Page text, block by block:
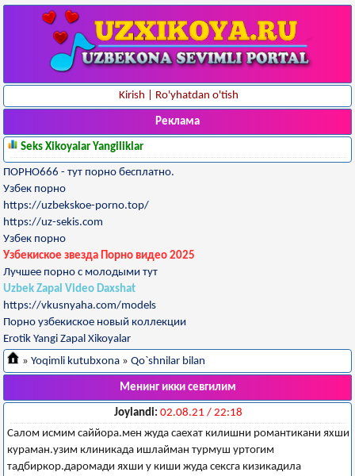
Kirish Ro'yhatdan o'tish
Реклама
Seks Xikoyalar Yangiliklar
ПОРНО666 - тут порно бесплатно.
Узбек порно
https://uzbekskoe-porno.top/
https://uz-sekis.com
Узбек порно
Узбекиское звезда Порно видео 2025
Лучшее порно с молодыми тут
Uzbek Zapal Video Daxshat
https://vkusnyaha.com/models
Порно узбекиское новый коллекции
Erotik Yangi Zapal Xikoyalar
» Yoqimli kutubxona » Qo`shnilar bilan
Менинг икки севгилим
Joylandi: 02.08.21 / 22:18
Салом исмим саййора.мен жуда саехат килишни романтикани яхши
кураман.узим клиникада ишлайман турмуш уртогим
тадбиркор.даромади яхши у киши жуда сексга кизикадила